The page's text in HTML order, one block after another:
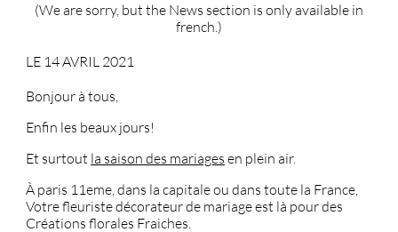
(We are sorry, but the News section is only available in
french.)
LE 14 AVRIL 2021
Bonjour à tous,
Enfin les beaux jours!
Et surtout la saison des mariages en plein air.
À paris 11eme, dans la capitale ou dans toute la France,
Votre fleuriste décorateur de mariage est là pour des
Créations florales Fraiches.